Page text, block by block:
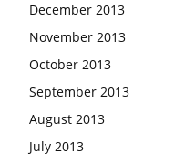
December 2013
November 2013
October 2013
September 2013
August 2013
July 2013